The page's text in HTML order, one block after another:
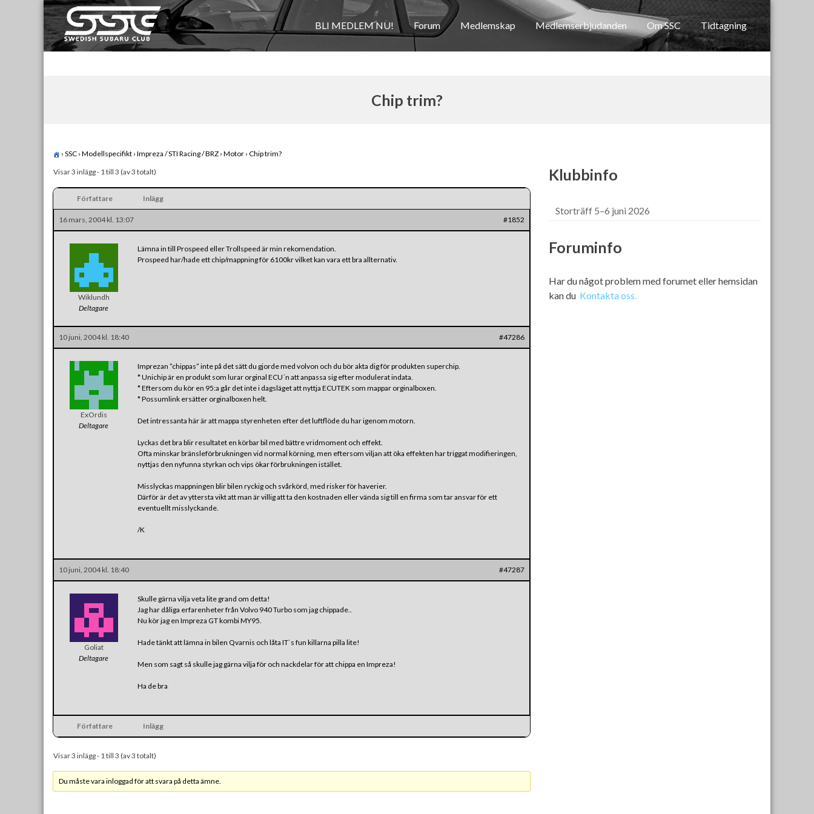
Skip
to
content
Swedish Subaru Club
För oss som älskar Subaru!
BLI MEDLEM NU! Forum Medlemskap Medlemserbjudanden Om SSC Tidtagning
Chip trim?
› SSC › Modellspecifikt › Impreza / STI Racing / BRZ › Motor › Chip trim?
Visar 3 inlägg - 1 till 3 (av 3 totalt)
Författare Inlägg
16 mars, 2004 kl. 13:07 #1852
Wiklundh
Deltagare
Lämna in till Prospeed eller Trollspeed är min rekomendation.
Prospeed har/hade ett chip/mappning för 6100kr vilket kan vara ett bra allternativ.
10 juni, 2004 kl. 18:40 #47286
ExOrdis
Deltagare
Imprezan ”chippas” inte på det sätt du gjorde med volvon och du bör akta dig för produkten superchip.
* Unichip är en produkt som lurar orginal ECU´n att anpassa sig efter modulerat indata.
* Eftersom du kör en 95:a går det inte i dagsläget att nyttja ECUTEK som mappar orginalboxen.
* Possumlink ersätter orginalboxen helt.
Det intressanta här är att mappa styrenheten efter det luftflöde du har igenom motorn.
Lyckas det bra blir resultatet en körbar bil med bättre vridmoment och effekt.
Ofta minskar bränsleförbrukningen vid normal körning, men eftersom viljan att öka effekten har triggat modifieringen,
nyttjas den nyfunna styrkan och vips ökar förbrukningen istället.
Misslyckas mappningen blir bilen ryckig och svårkörd, med risker för haverier.
Därför är det av yttersta vikt att man är villig att ta den kostnaden eller vända sig till en firma som tar ansvar för ett
eventuellt misslyckande.
/K
10 juni, 2004 kl. 18:40 #47287
Goliat
Deltagare
Skulle gärna vilja veta lite grand om detta!
Jag har dåliga erfarenheter från Volvo 940 Turbo som jag chippade..
Nu kör jag en Impreza GT kombi MY95.
Hade tänkt att lämna in bilen Qvarnis och låta IT`s fun killarna pilla lite!
Men som sagt så skulle jag gärna vilja för och nackdelar för att chippa en Impreza!
Ha de bra
Författare Inlägg
Visar 3 inlägg - 1 till 3 (av 3 totalt)
Du måste vara inloggad för att svara på detta ämne.
Klubbinfo
Storträff 5–6 juni 2026
Foruminfo
Har du något problem med forumet eller hemsidan
kan du Kontakta oss.